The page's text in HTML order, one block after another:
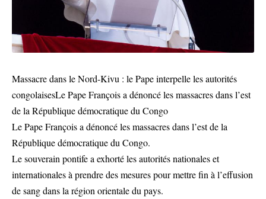
Massacre dans le Nord-Kivu : le Pape interpelle les autorités
congolaisesLe Pape François a dénoncé les massacres dans l’est
de la République démocratique du Congo
Le Pape François a dénoncé les massacres dans l’est de la
République démocratique du Congo.
Le souverain pontife a exhorté les autorités nationales et
internationales à prendre des mesures pour mettre fin à l’effusion
de sang dans la région orientale du pays.